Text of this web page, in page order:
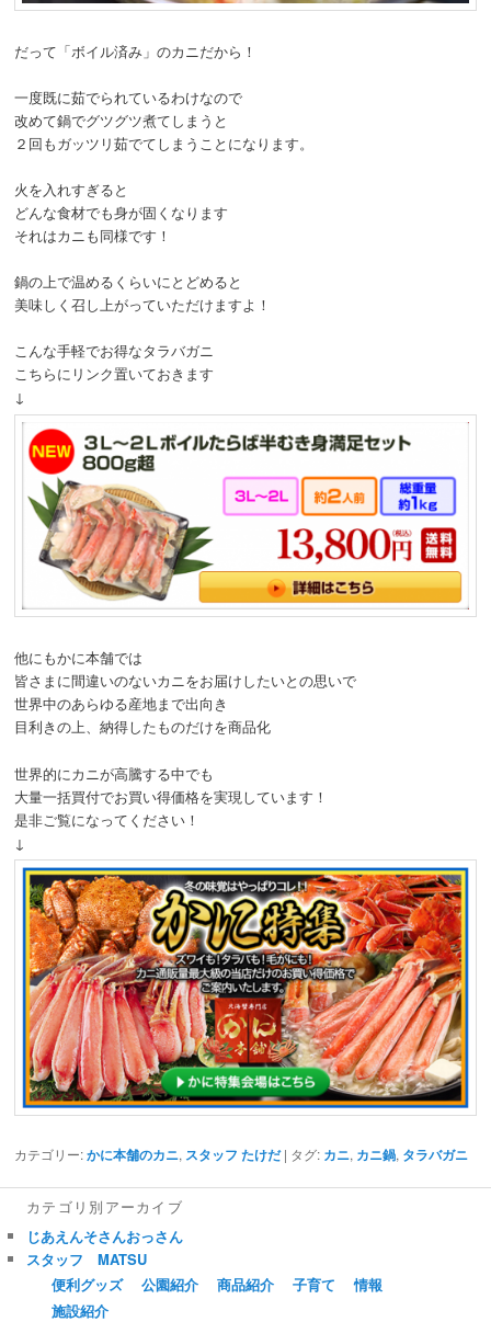
だって「ボイル済み」のカニだから！
一度既に茹でられているわけなので
改めて鍋でグツグツ煮てしまうと
２回もガッツリ茹でてしまうことになります。
火を入れすぎると
どんな食材でも身が固くなります
それはカニも同様です！
鍋の上で温めるくらいにとどめると
美味しく召し上がっていただけますよ！
こんな手軽でお得なタラバガニ
こちらにリンク置いておきます
↓
他にもかに本舗では
皆さまに間違いのないカニをお届けしたいとの思いで
世界中のあらゆる産地まで出向き
目利きの上、納得したものだけを商品化
世界的にカニが高騰する中でも
大量一括買付でお買い得価格を実現しています！
是非ご覧になってください！
↓
カテゴリー:かに本舗のカニ, スタッフ たけだ| タグ: カニ, カニ鍋, タラバガニ
カテゴリ別アーカイブ
じあえんそさんおっさん
スタッフ MATSU
便利グッズ
公園紹介 商品紹介 子育て
情報
施設紹介